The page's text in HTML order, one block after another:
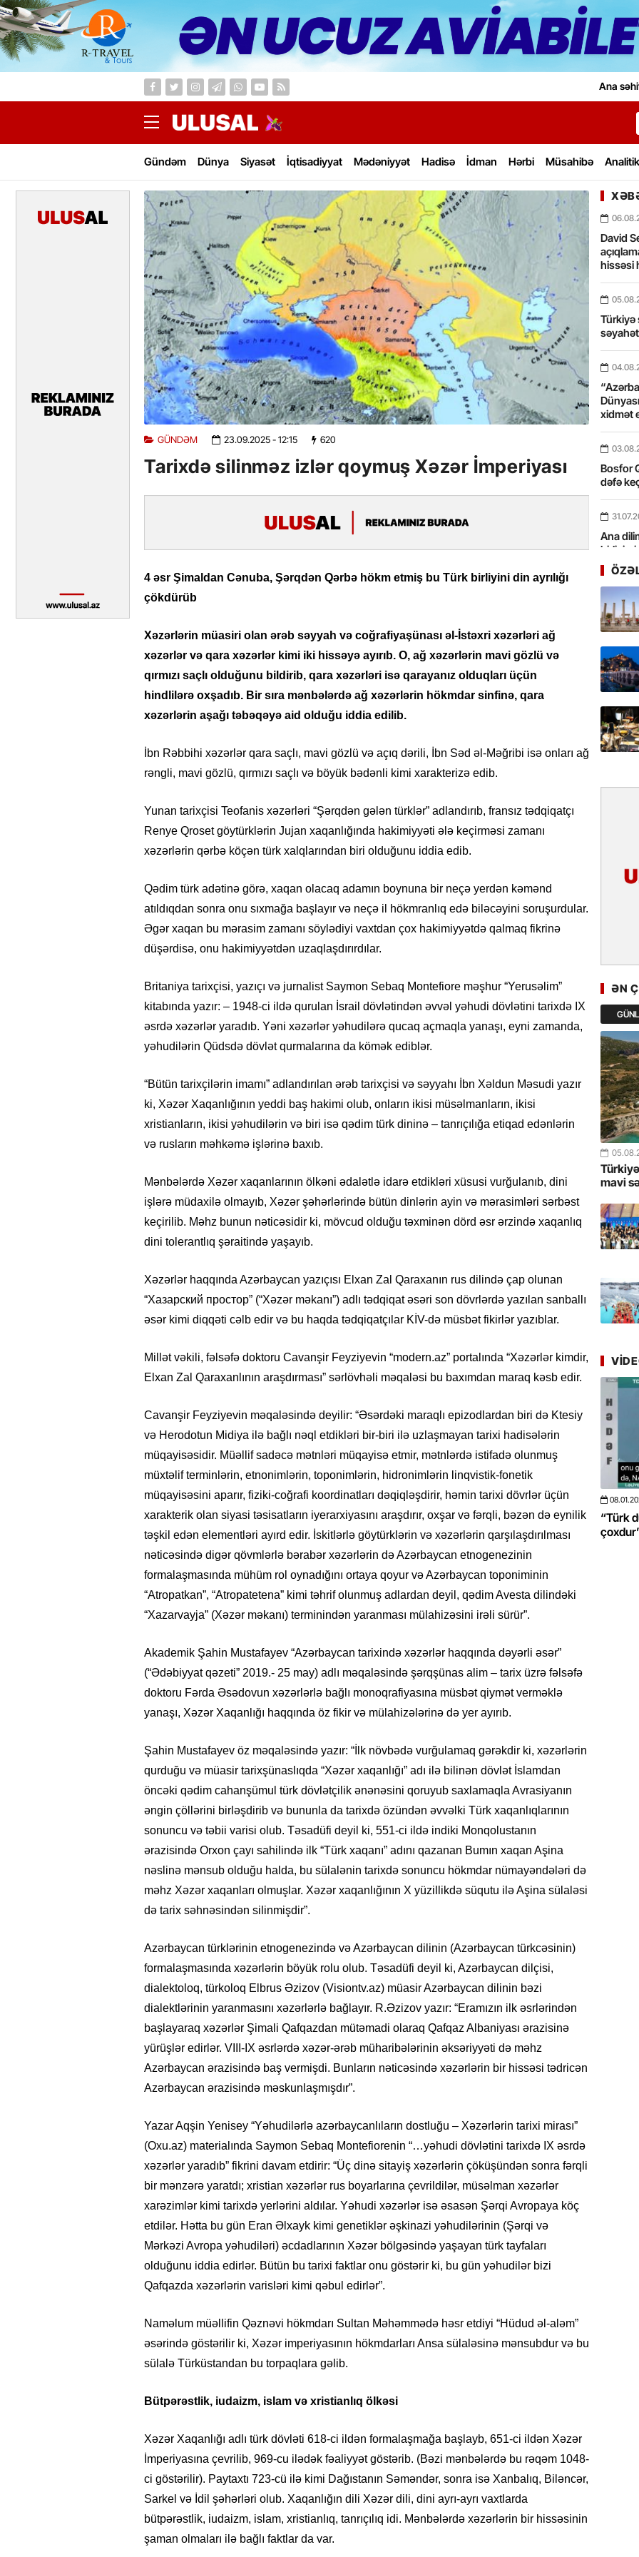
Ana
Gündəm Dünya Siyasət İqtisadiyyat Mədəniyyət Hadisə İdman Hərbi Müsahibə
GÜNDƏM 23.09.2025- 12:15 620
Tarixdə silinməz izlər qoymuş Xəzər İmperiyası
4 əsr Şimaldan Cənuba, Şərqdən Qərbə hökm etmiş bu Türk birliyini din ayrılığı
çökdürüb
Xəzərlərin müasiri olan ərəb səyyah və coğrafiyaşünası əl-İstəxri xəzərləri ağ
xəzərlər və qara xəzərlər kimi iki hissəyə ayırıb. O, ağ xəzərlərin mavi gözlü və
qırmızı saçlı olduğunu bildirib, qara xəzərləri isə qarayanız olduqları üçün
hindlilərə oxşadıb. Bir sıra mənbələrdə ağ xəzərlərin hökmdar sinfinə, qara
xəzərlərin aşağı təbəqəyə aid olduğu iddia edilib.
İbn Rəbbihi xəzərlər qara saçlı, mavi gözlü və açıq dərili, İbn Səd əl-Məğribi isə onları ağ
rəngli, mavi gözlü, qırmızı saçlı və böyük bədənli kimi xarakterizə edib.
Yunan tarixçisi Teofanis xəzərləri “Şərqdən gələn türklər” adlandırıb, fransız tədqiqatçı
Renye Qroset göytürklərin Jujan xaqanlığında hakimiyyəti ələ keçirməsi zamanı
xəzərlərin qərbə köçən türk xalqlarından biri olduğunu iddia edib.
Qədim türk adətinə görə, xaqan olacaq adamın boynuna bir neçə yerdən kəmənd
atıldıqdan sonra onu sıxmağa başlayır və neçə il hökmranlıq edə biləcəyini soruşurdular.
Əgər xaqan bu mərasim zamanı söylədiyi vaxtdan çox hakimiyyətdə qalmaq fikrinə
düşərdisə, onu hakimiyyətdən uzaqlaşdırırdılar.
Britaniya tarixçisi, yazıçı və jurnalist Saymon Sebaq Montefiore məşhur “Yerusəlim”
kitabında yazır: – 1948-ci ildə qurulan İsrail dövlətindən əvvəl yəhudi dövlətini tarixdə IX
əsrdə xəzərlər yaradıb. Yəni xəzərlər yəhudilərə qucaq açmaqla yanaşı, eyni zamanda,
yəhudilərin Qüdsdə dövlət qurmalarına da kömək ediblər.
“Bütün tarixçilərin imamı” adlandırılan ərəb tarixçisi və səyyahı İbn Xəldun Məsudi yazır
ki, Xəzər Xaqanlığının yeddi baş hakimi olub, onların ikisi müsəlmanların, ikisi
xristianların, ikisi yəhudilərin və biri isə qədim türk dininə – tanrıçılığa etiqad edənlərin
və rusların məhkəmə işlərinə baxıb.
Mənbələrdə Xəzər xaqanlarının ölkəni ədalətlə idarə etdikləri xüsusi vurğulanıb, dini
işlərə müdaxilə olmayıb, Xəzər şəhərlərində bütün dinlərin ayin və mərasimləri sərbəst
keçirilib. Məhz bunun nəticəsidir ki, mövcud olduğu təxminən dörd əsr ərzində xaqanlıq
dini tolerantlıq şəraitində yaşayıb.
Xəzərlər haqqında Azərbaycan yazıçısı Elxan Zal Qaraxanın rus dilində çap olunan
“Хазарский простор” (“Xəzər məkanı”) adlı tədqiqat əsəri son dövrlərdə yazılan sanballı
əsər kimi diqqəti cəlb edir və bu haqda tədqiqatçılar KİV-də müsbət fikirlər yazıblar.
Millət vəkili, fəlsəfə doktoru Cavanşir Feyziyevin “modern.az” portalında “Xəzərlər kimdir,
Elxan Zal Qaraxanlının araşdırması” sərlövhəli məqaləsi bu baxımdan maraq kəsb edir.
Cavanşir Feyziyevin məqaləsində deyilir: “Əsərdəki maraqlı epizodlardan biri də Ktesiy
və Herodotun Midiya ilə bağlı nəql etdikləri bir-biri ilə uzlaşmayan tarixi hadisələrin
müqayisəsidir. Müəllif sadəcə mətnləri müqayisə etmir, mətnlərdə istifadə olunmuş
müxtəlif terminlərin, etnonimlərin, toponimlərin, hidronimlərin linqvistik-fonetik
müqayisəsini aparır, fiziki-coğrafi koordinatları dəqiqləşdirir, həmin tarixi dövrlər üçün
xarakterik olan siyasi təsisatların iyerarxiyasını araşdırır, oxşar və fərqli, bəzən də eynilik
təşkil edən elementləri ayırd edir. İskitlərlə göytürklərin və xəzərlərin qarşılaşdırılması
nəticəsində digər qövmlərlə bərabər xəzərlərin də Azərbaycan etnogenezinin
formalaşmasında mühüm rol oynadığını ortaya qoyur və Azərbaycan toponiminin
“Atropatkan”, “Atropatetena” kimi təhrif olunmuş adlardan deyil, qədim Avesta dilindəki
“Xazarvayja” (Xəzər məkanı) terminindən yaranması mülahizəsini irəli sürür”.
Akademik Şahin Mustafayev “Azərbaycan tarixində xəzərlər haqqında dəyərli əsər”
(“Ədəbiyyat qəzeti” 2019.- 25 may) adlı məqaləsində şərqşünas alim – tarix üzrə fəlsəfə
doktoru Fərda Əsədovun xəzərlərlə bağlı monoqrafiyasına müsbət qiymət verməklə
yanaşı, Xəzər Xaqanlığı haqqında öz fikir və mülahizələrinə də yer ayırıb.
Şahin Mustafayev öz məqaləsində yazır: “İlk növbədə vurğulamaq gərəkdir ki, xəzərlərin
qurduğu və müasir tarixşünaslıqda “Xəzər xaqanlığı” adı ilə bilinən dövlət İslamdan
öncəki qədim cahanşümul türk dövlətçilik ənənəsini qoruyub saxlamaqla Avrasiyanın
əngin çöllərini birləşdirib və bununla da tarixdə özündən əvvəlki Türk xaqanlıqlarının
sonuncu və təbii varisi olub. Təsadüfi deyil ki, 551-ci ildə indiki Monqolustanın
ərazisində Orxon çayı sahilində ilk “Türk xaqanı” adını qazanan Bumın xaqan Aşina
nəslinə mənsub olduğu halda, bu sülalənin tarixdə sonuncu hökmdar nümayəndələri də
məhz Xəzər xaqanları olmuşlar. Xəzər xaqanlığının X yüzillikdə süqutu ilə Aşina sülaləsi
də tarix səhnəsindən silinmişdir”.
Azərbaycan türklərinin etnogenezində və Azərbaycan dilinin (Azərbaycan türkcəsinin)
formalaşmasında xəzərlərin böyük rolu olub. Təsadüfi deyil ki, Azərbaycan dilçisi,
dialektoloq, türkoloq Elbrus Əzizov (Visiontv.az) müasir Azərbaycan dilinin bəzi
dialektlərinin yaranmasını xəzərlərlə bağlayır. R.Əzizov yazır: “Eramızın ilk əsrlərindən
başlayaraq xəzərlər Şimali Qafqazdan mütəmadi olaraq Qafqaz Albaniyası ərazisinə
yürüşlər edirlər. VIII-IX əsrlərdə xəzər-ərəb müharibələrinin əksəriyyəti də məhz
Azərbaycan ərazisində baş vermişdi. Bunların nəticəsində xəzərlərin bir hissəsi tədricən
Azərbaycan ərazisində məskunlaşmışdır”.
Yazar Aqşin Yenisey “Yəhudilərlə azərbaycanlıların dostluğu – Xəzərlərin tarixi mirası”
(Oxu.az) materialında Saymon Sebaq Montefiorenin “…yəhudi dövlətini tarixdə IX əsrdə
xəzərlər yaradıb” fikrini davam etdirir: “Üç dinə sitayiş xəzərlərin çöküşündən sonra fərqli
bir mənzərə yaratdı; xristian xəzərlər rus boyarlarına çevrildilər, müsəlman xəzərlər
xarəzimlər kimi tarixdə yerlərini aldılar. Yəhudi xəzərlər isə əsasən Şərqi Avropaya köç
etdilər. Hətta bu gün Eran Əlxayk kimi genetiklər əşkinazi yəhudilərinin (Şərqi və
Mərkəzi Avropa yəhudiləri) əcdadlarının Xəzər bölgəsində yaşayan türk tayfaları
olduğunu iddia edirlər. Bütün bu tarixi faktlar onu göstərir ki, bu gün yəhudilər bizi
Qafqazda xəzərlərin varisləri kimi qəbul edirlər”.
Naməlum müəllifin Qəznəvi hökmdarı Sultan Məhəmmədə həsr etdiyi “Hüdud əl-aləm”
əsərində göstərilir ki, Xəzər imperiyasının hökmdarları Ansa sülaləsinə mənsubdur və bu
sülalə Türküstandan bu torpaqlara gəlib.
Bütpərəstlik, iudaizm, islam və xristianlıq ölkəsi
Xəzər Xaqanlığı adlı türk dövləti 618-ci ildən formalaşmağa başlayb, 651-ci ildən Xəzər
İmperiyasına çevrilib, 969-cu ilədək fəaliyyət göstərib. (Bəzi mənbələrdə bu rəqəm 1048-
ci göstərilir). Paytaxtı 723-cü ilə kimi Dağıstanın Səməndər, sonra isə Xanbalıq, Biləncər,
Sarkel və İdil şəhərləri olub. Xaqanlığın dili Xəzər dili, dini ayrı-ayrı vaxtlarda
bütpərəstlik, iudaizm, islam, xristianlıq, tanrıçılıq idi. Mənbələrdə xəzərlərin bir hissəsinin
şaman olmaları ilə bağlı faktlar da var.
David
hissəsi
Türkiyə
xidmət
Bosfor
dəfə
Ana
Tarixin
İlin ilk
çox
Yeni
Awards
-
Türkiyə
“İlham
YAP
Günü
yer
Üstellə
ƏN
mavi
20.06.2026- 11:12 749
“Azərbaycan onların çirkin oyununu
pozdu”- VİDEO
14.05.2026- 10:58 347
“ABŞ və Qərb Çinin daha da böyüməsini
istəmir”- VİDEO
08.01.2026-
“Türk
çoxdur” -